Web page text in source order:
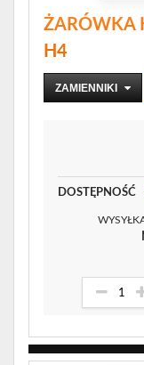
ŻARÓWKA
H4
ZAMIENNIKI
DOSTĘPNOŚĆ